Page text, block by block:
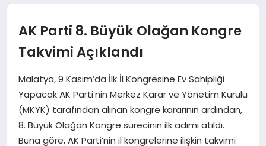
EĞITIM
EKONOMI
MAGAZIN
SAĞLIK
AK Parti 8. Büyük Olağan Kongre
Takvimi Açıklandı
Malatya, 9 Kasım’da İlk İl Kongresine Ev Sahipliği
Yapacak AK Parti’nin Merkez Karar ve Yönetim Kurulu
(MKYK) tarafından alınan kongre kararının ardından,
8. Büyük Olağan Kongre sürecinin ilk adımı atıldı.
Buna göre, AK Parti’nin il kongrelerine ilişkin takvimi